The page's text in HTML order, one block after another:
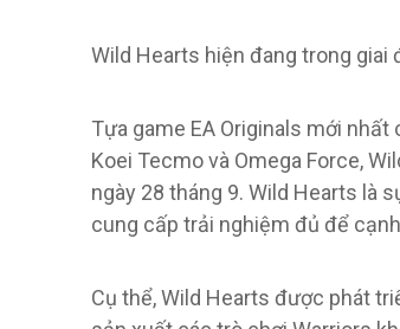
Wild Hearts hiện đang trong giai
Tựa game EA Originals mới
Koei Tecmo và Omega Force,
ngày 28 tháng 9. Wild Hearts là
cung cấp trải nghiệm đủ để
Cụ thể, Wild Hearts được phát